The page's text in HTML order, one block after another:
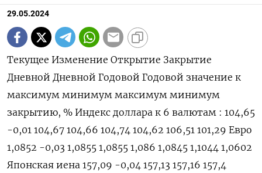
29.05.2024
Текущее Изменение Открытие Закрытие Дневной Дневной Годовой Годовой значение к максимум минимум максимум минимум закрытию, % Индекс доллара к 6 валютам : 104,65 -0,01 104,67 104,66 104,74 104,62 106,51 101,29 Евро 1,0852 -0,03 1,0855 1,0855 1,086 1,0845 1,1044 1,0602 Японская иена 157,09 -0,04 157,13 157,16 157,4 156,93 160,03 140,82 Британский фунт 1,2759 -0,01 1,2759 1,276 1,2775 1,2747 1,2893 1,23 Канадский доллар 1,3654 0,07 1,3642 1,3645 1,3672 1,3642 1,3846 1,323 Шведская крона 10,575 0,08 10,5639 10,5661 10,5982 10,5634 11,0487 10,0558 Швейцарский франк 0,9121 -0,03 0,9119 0,9124 0,9127 0,9117 0,9224 0,84 Валюты G20: Аргентинский песо 893 0 0 893 0 0 893,24 810,65 Австралийский доллар 0,6654 0,09 0,6647 0,6648 0,6665 0,6639 0,6839 0,6363 Бразильский реал 5,1602 -0,02 5,1609 5,1611 5,1681 5,1608 5,2911 4,8314 Индийская рупия 83,3291 0,2 83,168 83,16 83,3475 83,188 83,739 82,65 Индонезийская рупия 16 160 0,47 16 120 16 085 16 165 16 140 16 285 15 450 Китайский юань 7,2476 0,04 7,2472 7,2448 7,2488 7,2472 7,2488 7,1097 Мексиканский песо 16,7656 -0,09 16,777 16,7799 16,814 16,775 17,865 16,2645 Российский рубль 88,9875 0,47 88,6775 88,5705 89,515 88,4675 95,4705 87,7795 Саудовский риал 3,7505 0 3,7504 3,7504 3,7506 3,7506 3,7515 3,7483 Турецкая лира 32,169 -0,2 32,2168 32,2335 32,3034 32,2219 33,0255 29,567 Южнокорейская вона 1 365 0,19 1 362,64 1 362,42 1 366,73 1 362,53 1 400,15 1 291,17 Южноафриканский ранд 18,2289 -0,25 18,2907 18,2749 18,3326 18,2394 19,3912 18,03 Европа: Польский злотый 3,9157 -0,01 3,9158 3,9159 3,9236 3,9167 4,1235 3,9013 Чешская крона 22,731 0,2 22,685 22,685 22,745 22,717 23,883 22,308 Венгерский форинт 354,48 0,14 353,9 354 354,84 353,76 373,02 343,35 Норвежская крона 10,4957 -0,09 10,4894 10,5053 10,5374 10,4954 11,1375 10,1432